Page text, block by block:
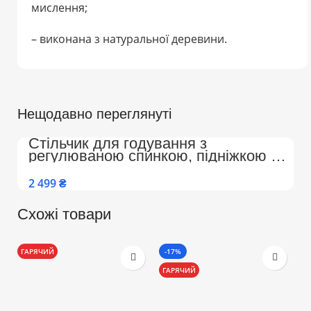
мислення;
– виконана з натуральної деревини.
Нещодавно переглянуті
Стільчик для годування з
регулюваною спинкою, підніжкою на
колесах Преміум (Бежево-Білий)
₴
Схожі товари
ГАРЯЧИЙ
-17%
ГАРЯЧИЙ